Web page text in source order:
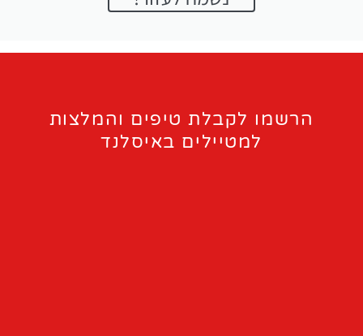
הרשמו לקבלת טיפים והמלצות
למטיילים באיסלנד